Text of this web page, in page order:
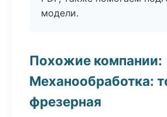
модели.
Похожие компании:
Механообработка:
фрезерная